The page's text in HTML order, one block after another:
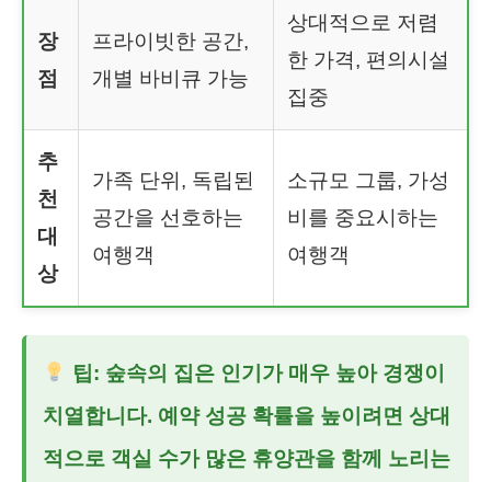
장
점
프라이빗한 공간,
개별 바비큐 가능
상대적으로 저렴
한 가격, 편의시설
집중
추
천
대
상
가족 단위, 독립된
공간을 선호하는
여행객
소규모 그룹, 가성
비를 중요시하는
여행객
팁: 숲속의 집은 인기가 매우 높아 경쟁이
치열합니다. 예약 성공 확률을 높이려면 상대
적으로 객실 수가 많은 휴양관을 함께 노리는